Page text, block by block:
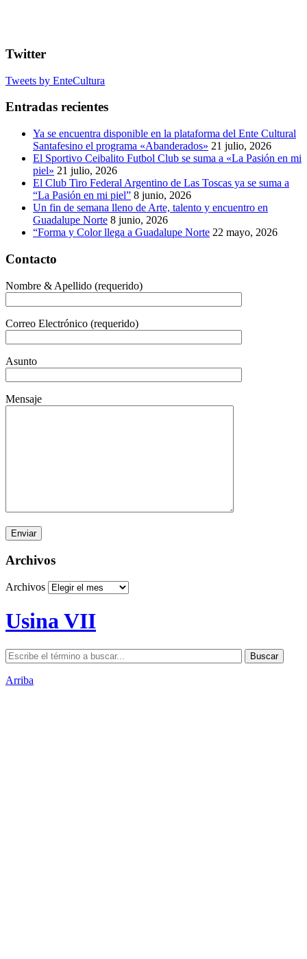
Twitter
Tweets by EnteCultura
Entradas recientes
Ya se encuentra disponible en la plataforma del Ente Cultural
Santafesino el programa «Abanderados» 21 julio, 2026
El Sportivo Ceibalito Futbol Club se suma a «La Pasión en mi
piel» 21 julio, 2026
El Club Tiro Federal Argentino de Las Toscas ya se suma a
“La Pasión en mi piel” 8 junio, 2026
Un fin de semana lleno de Arte, talento y encuentro en
Guadalupe Norte 8 junio, 2026
“Forma y Color llega a Guadalupe Norte 22 mayo, 2026
Contacto
Nombre & Apellido (requerido)
Correo Electrónico (requerido)
Asunto
Mensaje
Archivos
Archivos
Usina VII
Arriba